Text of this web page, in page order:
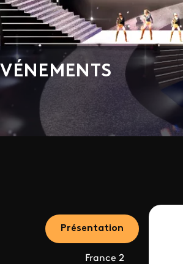
Présentation
France 2